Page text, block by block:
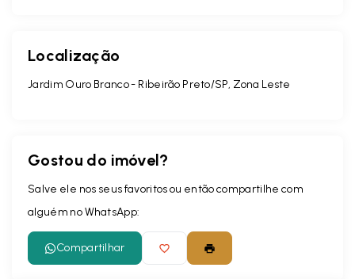
Localização
Jardim Ouro Branco - Ribeirão Preto/SP, Zona Leste
Gostou do imóvel?
Salve ele nos seus favoritos ou então compartilhe com
alguém no WhatsApp:
Compartilhar